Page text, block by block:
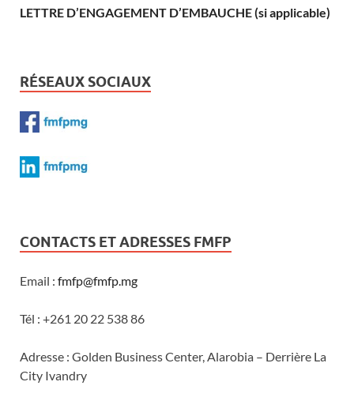
LETTRE D’ENGAGEMENT D’EMBAUCHE (si applicable)
RÉSEAUX SOCIAUX
CONTACTS ET ADRESSES FMFP
Email : fmfp@fmfp.mg
Tél : +261 20 22 538 86
Adresse : Golden Business Center, Alarobia – Derrière La
City Ivandry